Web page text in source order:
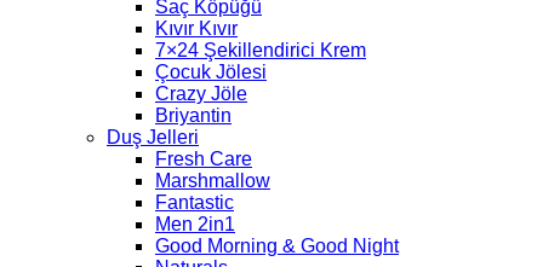
Saç Köpüğü
Kıvır Kıvır
7×24 Şekillendirici Krem
Çocuk Jölesi
Crazy Jöle
Briyantin
Duş Jelleri
Fresh Care
Marshmallow
Fantastic
Men 2in1
Good Morning & Good Night